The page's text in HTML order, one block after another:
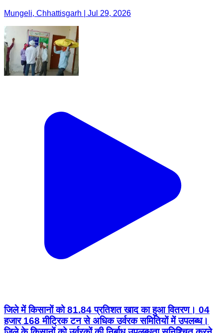
Mungeli, Chhattisgarh | Jul 29, 2026
जिले में किसानों को 81.84 प्रतिशत खाद का हुआ वितरण। 04
हजार 168 मीट्रिक टन से अधिक उर्वरक समितियों में उपलब्ध।